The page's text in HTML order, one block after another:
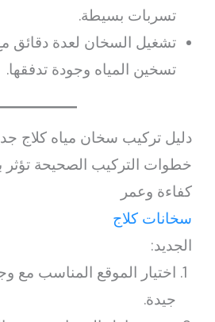
تسربات بسيطة.
تشغيل السخان لعدة دقائق
تسخين المياه وجودة تدفقها.
دليل تركيب سخان مياه كلاج
خطوات التركيب الصحيحة
كفاءة وعمر
سخانات كلاج
الجديد:
اختيار الموقع المناسب مع
جيدة.